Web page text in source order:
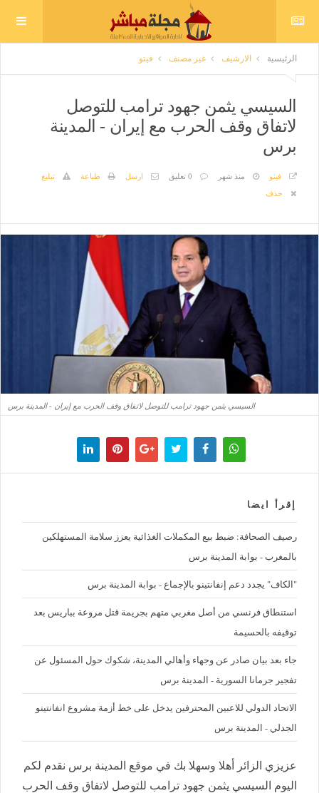
الرئيسية الارشيف غير مصنف فيتو
السيسي يثمن جهود ترامب للتوصل
لاتفاق وقف الحرب مع إيران - المدينة
برس
فيتو منذ شهر 0 تعليق ارسل طباعة
تبليغ
حذف
السيسي يثمن جهود ترامب للتوصل لاتفاق وقف الحرب مع إيران - المدينة برس
إقرأ ايضا
رصيف الصحافة: ضبط بيع المكملات الغذائية يعزز سلامة المستهلكين
بالمغرب - بوابة المدينة برس
"الكاف" يجدد دعم إنفانتينو بالإجماع - بوابة المدينة برس
استنطاق فرنسي من أصل مغربي متهم بجريمة قتل مروعة بباريس بعد
توقيفه بالحسيمة
جاء بعد بيان صادر عن وجهاء وأهالي المدينة، شكوك حول المسئول عن
تفجير جرمانا السورية - المدينة برس
الاتحاد الدولي للاعبين المحترفين يدخل على خط أزمة مشروع انفانتينو
الجدلي - المدينة برس
عزيزي الزائر أهلا وسهلا بك في موقع المدينة برس نقدم لكم
اليوم السيسي يثمن جهود ترامب للتوصل لاتفاق وقف الحرب